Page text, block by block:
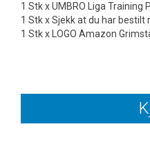
1 Stk x UMBRO Liga Training
1 Stk x Sjekk at du har bestilt
1 Stk x LOGO Amazon